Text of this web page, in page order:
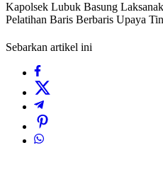
Kapolsek Lubuk Basung
Pelatihan Baris Berbaris Upaya
Sebarkan artikel ini